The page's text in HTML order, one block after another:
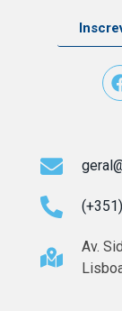
Av.